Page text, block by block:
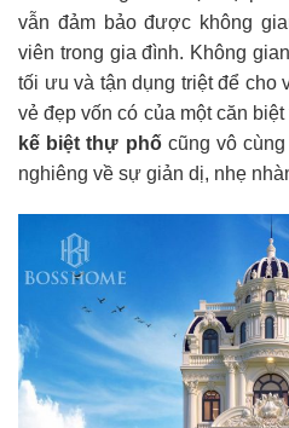
vẫn đảm bảo được không
viên trong gia đình. Không
tối ưu và tận dụng triệt để cho
vẻ đẹp vốn có của một căn
kế biệt thự phố cũng vô
nghiêng về sự giản dị, nhẹ